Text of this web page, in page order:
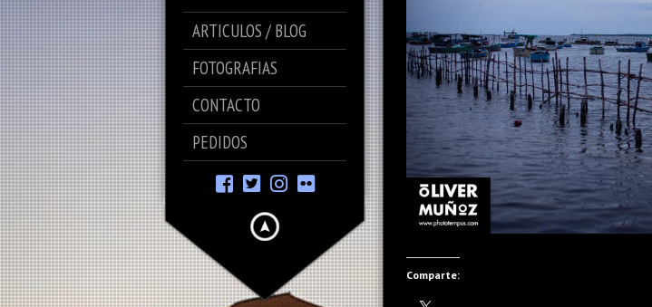
ARTICULOS / BLOG
FOTOGRAFIAS
CONTACTO
PEDIDOS
Comparte: